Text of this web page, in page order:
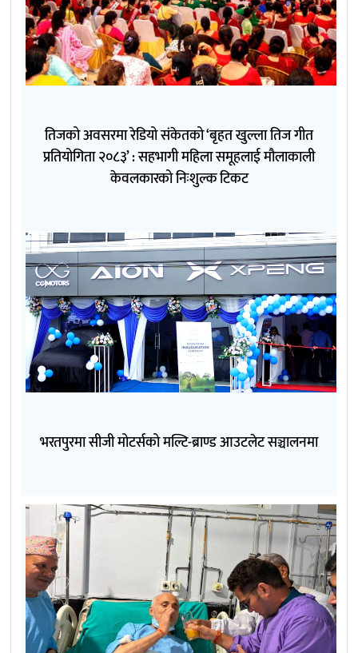
तिजको अवसरमा रेडियो संकेतको ‘बृहत खुल्ला तिज गीत
प्रतियोगिता २०८३’ : सहभागी महिला समूहलाई मौलाकाली
केवलकारको निःशुल्क टिकट
भरतपुरमा सीजी मोटर्सको मल्टि-ब्राण्ड आउटलेट सञ्चालनमा